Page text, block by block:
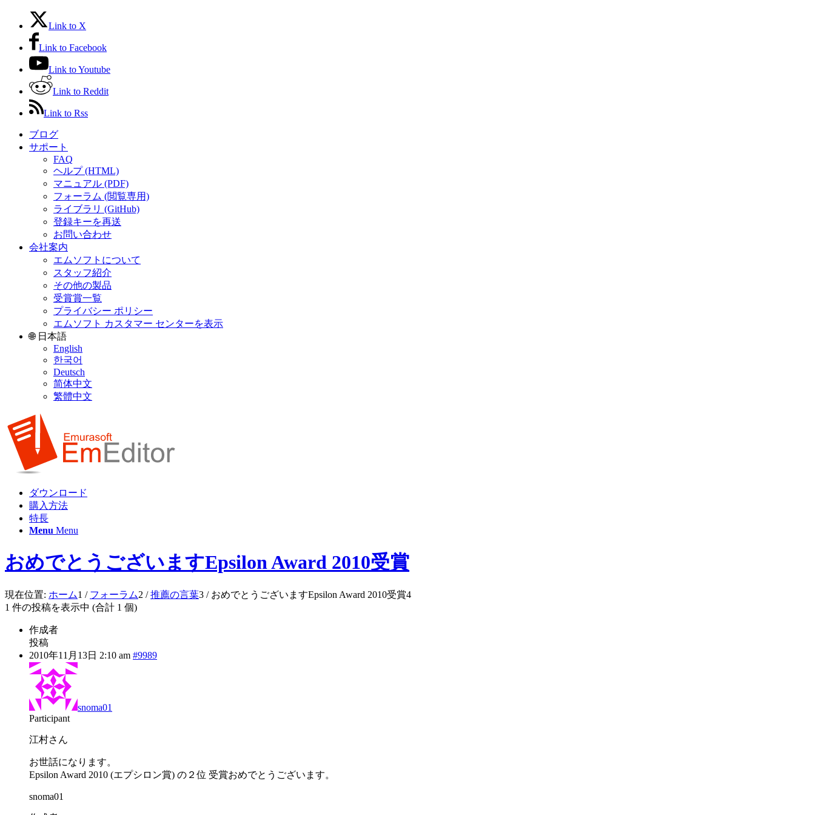
Link to X
Link to Facebook
Link to Youtube
Link to Reddit
Link to Rss
ブログ
サポート
FAQ
ヘルプ (HTML)
マニュアル (PDF)
フォーラム (閲覧専用)
ライブラリ (GitHub)
登録キーを再送
お問い合わせ
会社案内
エムソフトについて
スタッフ紹介
その他の製品
受賞賞一覧
プライバシー ポリシー
エムソフト カスタマー センターを表示
🌐 日本語
English
한국어
Deutsch
简体中文
繁體中文
ダウンロード
購入方法
特長
Menu Menu
おめでとうございますEpsilon Award 2010受賞
現在位置: ホーム1 / フォーラム2 / 推薦の言葉3 / おめでとうございますEpsilon Award 2010受賞4
1 件の投稿を表示中 (合計 1 個)
作成者
投稿
2010年11月13日 2:10 am #9989
snoma01
Participant
江村さん
お世話になります。
Epsilon Award 2010 (エプシロン賞) の２位 受賞おめでとうございます。
snoma01